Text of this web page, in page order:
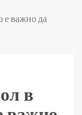
е важно да
в